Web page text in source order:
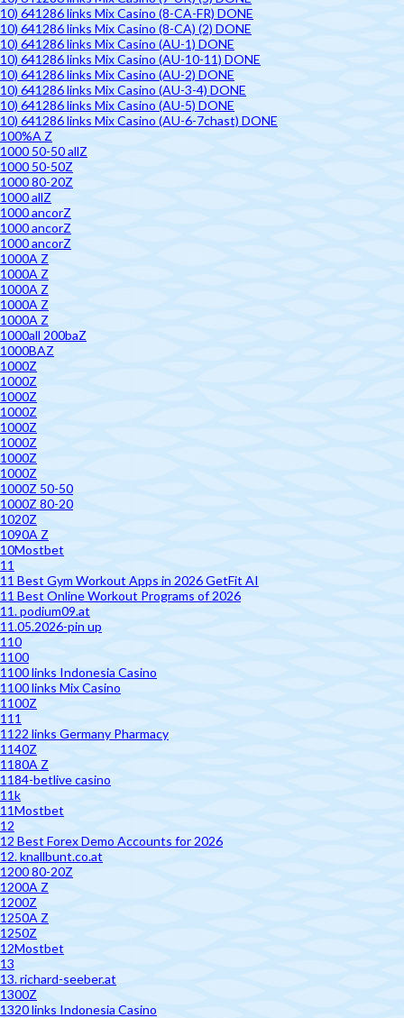
10) 641286 links Mix Casino (8-CA-FR) DONE
10) 641286 links Mix Casino (8-CA) (2) DONE
10) 641286 links Mix Casino (AU-1) DONE
10) 641286 links Mix Casino (AU-10-11) DONE
10) 641286 links Mix Casino (AU-2) DONE
10) 641286 links Mix Casino (AU-3-4) DONE
10) 641286 links Mix Casino (AU-5) DONE
10) 641286 links Mix Casino (AU-6-7chast) DONE
100%A Z
1000 50-50 allZ
1000 50-50Z
1000 80-20Z
1000 allZ
1000 ancorZ
1000 ancorZ
1000 ancorZ
1000A Z
1000A Z
1000A Z
1000A Z
1000A Z
1000all 200baZ
1000BAZ
1000Z
1000Z
1000Z
1000Z
1000Z
1000Z
1000Z
1000Z
1000Z 50-50
1000Z 80-20
1020Z
1090A Z
10Mostbet
11
11 Best Gym Workout Apps in 2026 GetFit AI
11 Best Online Workout Programs of 2026
11. podium09.at
11.05.2026-pin up
110
1100
1100 links Indonesia Casino
1100 links Mix Casino
1100Z
111
1122 links Germany Pharmacy
1140Z
1180A Z
1184-betlive casino
11k
11Mostbet
12
12 Best Forex Demo Accounts for 2026
12. knallbunt.co.at
1200 80-20Z
1200A Z
1200Z
1250A Z
1250Z
12Mostbet
13
13. richard-seeber.at
1300Z
1320 links Indonesia Casino